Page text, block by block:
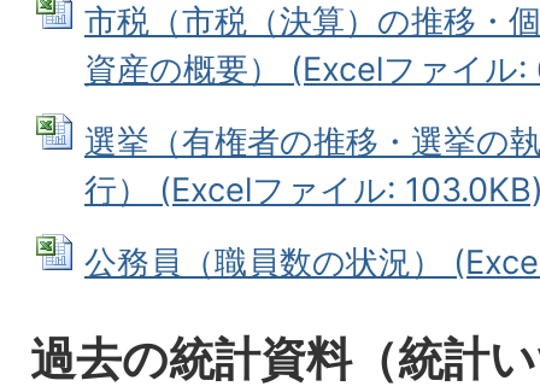
市税（市税（決算）の推移・
資産の概要） (Excelファイル:
選挙（有権者の推移・選挙の
行） (Excelファイル:
公務員（職員数の状況）
過去の統計資料（統計